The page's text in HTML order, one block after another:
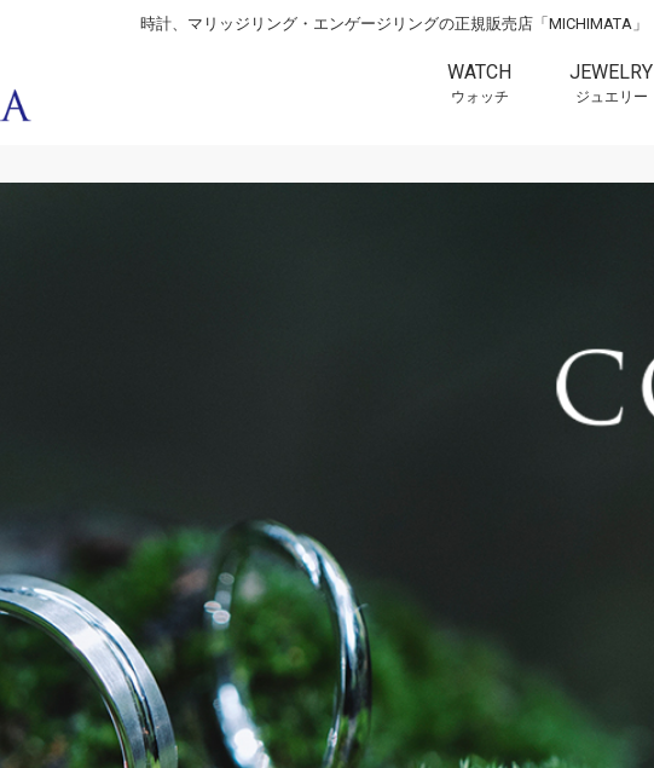
時計、マリッジリング・エンゲージリングの正規販売店「MICHIMATA」
WATCH
ウォッチ
JEWELRY
ジュエリー